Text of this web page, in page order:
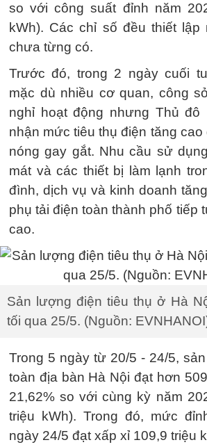
so với công suất đỉnh năm
kWh). Các chỉ số đều thiết
chưa từng có.
Trước đó, trong 2 ngày cuối
mặc dù nhiều cơ quan, công
nghỉ hoạt động nhưng Thủ đô
nhận mức tiêu thụ điện tăng cao
nóng gay gắt. Nhu cầu sử
mát và các thiết bị làm lạnh
đình, dịch vụ và kinh doanh
phụ tải điện toàn thành phố tiếp
cao.
Sản lượng điện tiêu thụ ở Hà
tối qua 25/5. (Nguồn:
Trong 5 ngày từ 20/5 - 24/5,
toàn địa bàn Hà Nội đạt hơn
21,62% so với cùng kỳ năm
triệu kWh). Trong đó, mức
ngày 24/5 đạt xấp xỉ 109,9 triệu